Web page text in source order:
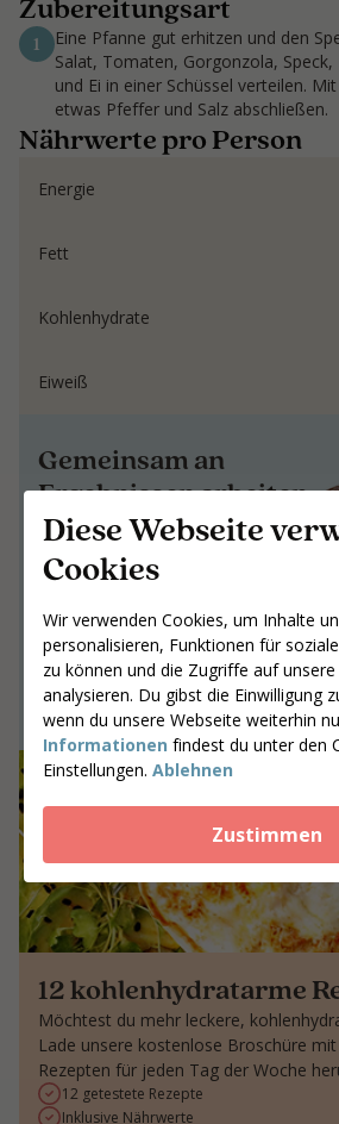
Diese Webseite
Cookies
Wir verwenden Cookies, um Inhalte
personalisieren, Funktionen für
zu können und die Zugriffe auf
analysieren. Du gibst die Einwilligung
wenn du unsere Webseite weiterhin
Informationen findest du unter den
Einstellungen. Ablehnen
Zustimmen
Zubereitungsart
1
Eine Pfanne gut erhitzen und den
Salat, Tomaten, Gorgonzola,
und Ei in einer Schüssel verteilen.
etwas Pfeffer und Salz abschließen.
Nährwerte pro Person
Energie
Fett
Kohlenhydrate
Eiweiß
Gemeinsam an
Ergebnissen arbeiten,
die bleiben
Gemeinsam an Ergebnissen arbeiten,
Gib deine Postleitzahl ein
12 kohlenhydratarme
Möchtest du mehr leckere,
Lade unsere kostenlose Broschüre
Rezepten für jeden Tag der Woche
12 getestete Rezepte
Inklusive Nährwerte